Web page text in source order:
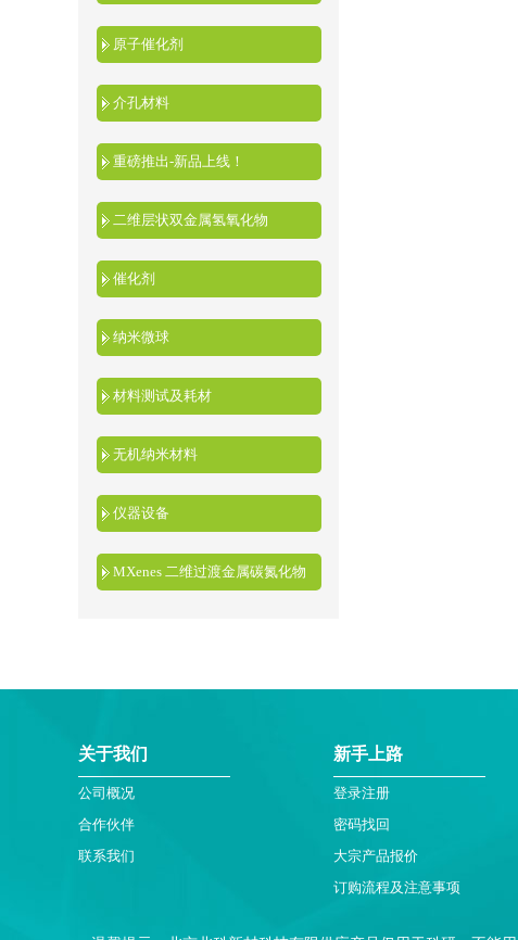
原子催化剂
介孔材料
重磅推出-新品上线！
二维层状双金属氢氧化物
催化剂
纳米微球
材料测试及耗材
无机纳米材料
仪器设备
MXenes 二维过渡金属碳氮化物
关于我们
公司概况
合作伙伴
联系我们
新手上路
登录注册
密码找回
大宗产品报价
订购流程及注意事项